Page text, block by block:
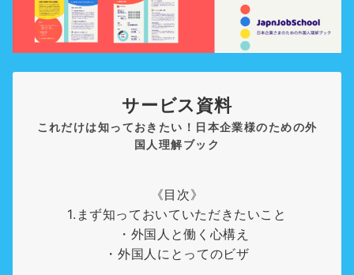
サービス資料
これだけは知っておきたい！日本企業様のための外
国人理解ブック
《目次》
1.まず知っておいていただきたいこと
・外国人と働く心構え
・外国人にとってのビザ